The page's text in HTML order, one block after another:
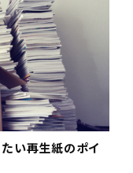
い再生紙のポイ